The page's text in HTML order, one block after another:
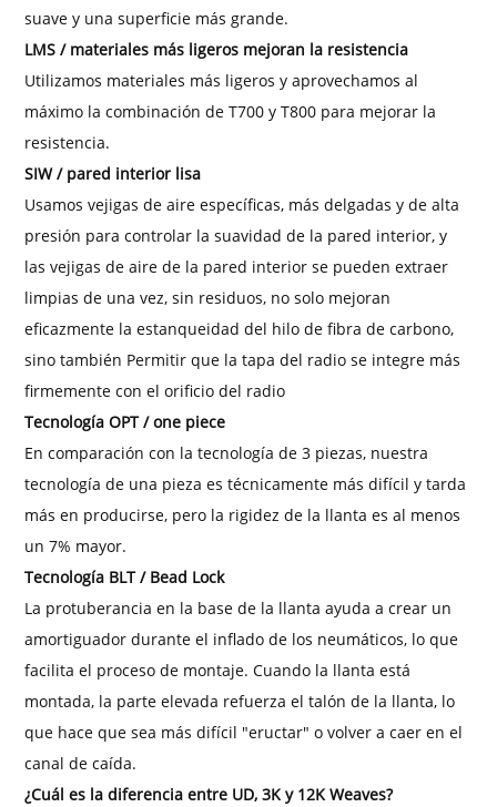
suave y una superficie más grande.
LMS / materiales más ligeros mejoran la resistencia
Utilizamos materiales más ligeros y aprovechamos al
máximo la combinación de T700 y T800 para mejorar la
resistencia.
SIW / pared interior lisa
Usamos vejigas de aire específicas, más delgadas y de alta
presión para controlar la suavidad de la pared interior, y
las vejigas de aire de la pared interior se pueden extraer
limpias de una vez, sin residuos, no solo mejoran
eficazmente la estanqueidad del hilo de fibra de carbono,
sino también Permitir que la tapa del radio se integre más
firmemente con el orificio del radio
Tecnología OPT / one piece
En comparación con la tecnología de 3 piezas, nuestra
tecnología de una pieza es técnicamente más difícil y tarda
más en producirse, pero la rigidez de la llanta es al menos
un 7% mayor.
Tecnología BLT / Bead Lock
La protuberancia en la base de la llanta ayuda a crear un
amortiguador durante el inflado de los neumáticos, lo que
facilita el proceso de montaje. Cuando la llanta está
montada, la parte elevada refuerza el talón de la llanta, lo
que hace que sea más difícil "eructar" o volver a caer en el
canal de caída.
¿Cuál es la diferencia entre UD, 3K y 12K Weaves?